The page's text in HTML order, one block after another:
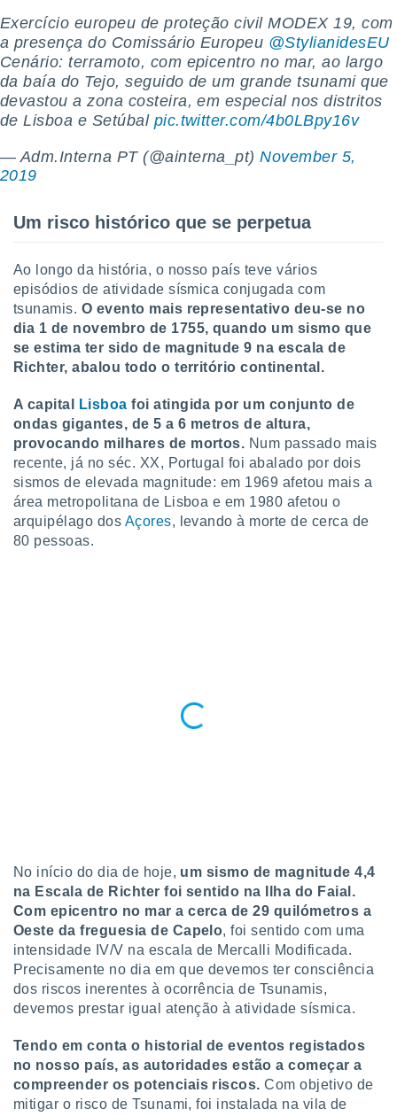
qualquer
em “
na
o
num
para
utilizar
criar
medir
da
medir o
estudos
e
de
1199
Exercício europeu de proteção civil MODEX 19, com
a presença do Comissário Europeu @StylianidesEU
Cenário: terramoto, com epicentro no mar, ao largo
da baía do Tejo, seguido de um grande tsunami que
devastou a zona costeira, em especial nos distritos
de Lisboa e Setúbal pic.twitter.com/4b0LBpy16v
— Adm.Interna PT (@ainterna_pt)November 5,
2019
Um risco histórico que se perpetua
Ao longo da história, o nosso país teve vários
episódios de atividade sísmica conjugada com
tsunamis. O evento mais representativo deu-se no
dia 1 de novembro de 1755, quando um sismo que
se estima ter sido de magnitude 9 na escala de
Richter, abalou todo o território continental.
A capital Lisboa foi atingida por um conjunto de
ondas gigantes, de 5 a 6 metros de altura,
provocando milhares de mortos. Num passado mais
recente, já no séc. XX, Portugal foi abalado por dois
sismos de elevada magnitude: em 1969 afetou mais a
área metropolitana de Lisboa e em 1980 afetou o
arquipélago dos Açores, levando à morte de cerca de
80 pessoas.
No início do dia de hoje, um sismo de magnitude 4,4
na Escala de Richter foi sentido na Ilha do Faial.
Com epicentro no mar a cerca de 29 quilómetros a
Oeste da freguesia de Capelo, foi sentido com uma
intensidade IV/V na escala de Mercalli Modificada.
Precisamente no dia em que devemos ter consciência
dos riscos inerentes à ocorrência de Tsunamis,
devemos prestar igual atenção à atividade sísmica.
Tendo em conta o historial de eventos registados
no nosso país, as autoridades estão a começar a
compreender os potenciais riscos. Com objetivo de
mitigar o risco de Tsunami, foi instalada na vila de